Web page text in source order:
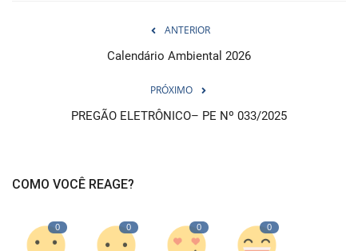
ANTERIOR
Calendário Ambiental 2026
PRÓXIMO
PREGÃO ELETRÔNICO– PE Nº 033/2025
COMO VOCÊ REAGE?
0 0 0 0